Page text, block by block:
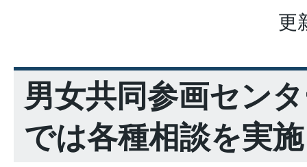
更
男女共同参画セン
では各種相談を実